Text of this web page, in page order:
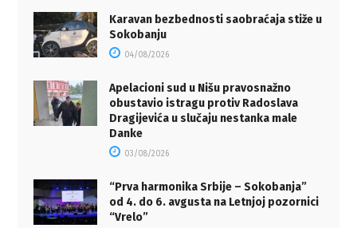
Karavan bezbednosti saobraćaja stiže u
Sokobanju
04/08/2026
Apelacioni sud u Nišu pravosnažno
obustavio istragu protiv Radoslava
Dragijevića u slučaju nestanka male
Danke
03/08/2026
“Prva harmonika Srbije – Sokobanja”
od 4. do 6. avgusta na Letnjoj pozornici
“Vrelo”